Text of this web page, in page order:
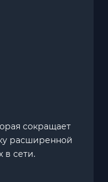
сокращает
расширенной
в сети.